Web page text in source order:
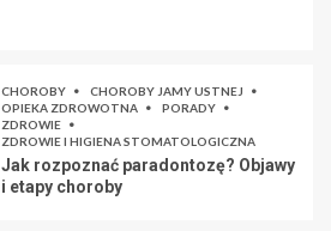
CHOROBY
CHOROBY JAMY USTNEJ
OPIEKA ZDROWOTNA
PORADY
ZDROWIE
ZDROWIE I HIGIENA STOMATOLOGICZNA
Jak rozpoznać paradontozę? Objawy
i etapy choroby